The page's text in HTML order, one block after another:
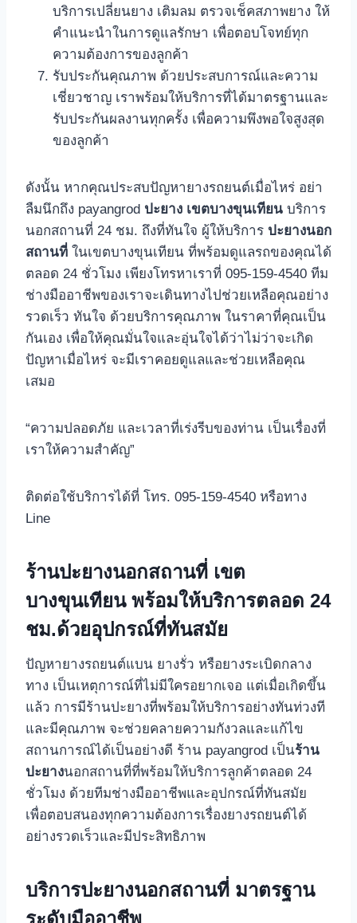
บริการเปลี่ยนยาง เติมลม ตรวจเช็คสภาพยาง ให้
คำแนะนำในการดูแลรักษา เพื่อตอบโจทย์ทุก
ความต้องการของลูกค้า
รับประกันคุณภาพ ด้วยประสบการณ์และความ
เชี่ยวชาญ เราพร้อมให้บริการที่ได้มาตรฐานและ
รับประกันผลงานทุกครั้ง เพื่อความพึงพอใจสูงสุด
ของลูกค้า
ดังนั้น หากคุณประสบปัญหายางรถยนต์เมื่อไหร่ อย่า
ลืมนึกถึง payangrod ปะยาง เขตบางขุนเทียน บริการ
นอกสถานที่ 24 ชม. ถึงที่ทันใจ ผู้ให้บริการ ปะยางนอก
สถานที่ ในเขตบางขุนเทียน ที่พร้อมดูแลรถของคุณได้
ตลอด 24 ชั่วโมง เพียงโทรหาเราที่ 095-159-4540 ทีม
ช่างมืออาชีพของเราจะเดินทางไปช่วยเหลือคุณอย่าง
รวดเร็ว ทันใจ ด้วยบริการคุณภาพ ในราคาที่คุณเป็น
กันเอง เพื่อให้คุณมั่นใจและอุ่นใจได้ว่าไม่ว่าจะเกิด
ปัญหาเมื่อไหร่ จะมีเราคอยดูแลและช่วยเหลือคุณ
เสมอ
“ความปลอดภัย และเวลาที่เร่งรีบของท่าน เป็นเรื่องที่
เราให้ความสำคัญ”
ติดต่อใช้บริการได้ที่ โทร. 095-159-4540 หรือทาง
Line
ร้านปะยางนอกสถานที่ เขต
บางขุนเทียน พร้อมให้บริการตลอด 24
ชม.ด้วยอุปกรณ์ที่ทันสมัย
ปัญหายางรถยนต์แบน ยางรั่ว หรือยางระเบิดกลาง
ทาง เป็นเหตุการณ์ที่ไม่มีใครอยากเจอ แต่เมื่อเกิดขึ้น
แล้ว การมีร้านปะยางที่พร้อมให้บริการอย่างทันท่วงที
และมีคุณภาพ จะช่วยคลายความกังวลและแก้ไข
สถานการณ์ได้เป็นอย่างดี ร้าน payangrod เป็นร้าน
ปะยางนอกสถานที่ที่พร้อมให้บริการลูกค้าตลอด 24
ชั่วโมง ด้วยทีมช่างมืออาชีพและอุปกรณ์ที่ทันสมัย
เพื่อตอบสนองทุกความต้องการเรื่องยางรถยนต์ได้
อย่างรวดเร็วและมีประสิทธิภาพ
บริการปะยางนอกสถานที่ มาตรฐาน